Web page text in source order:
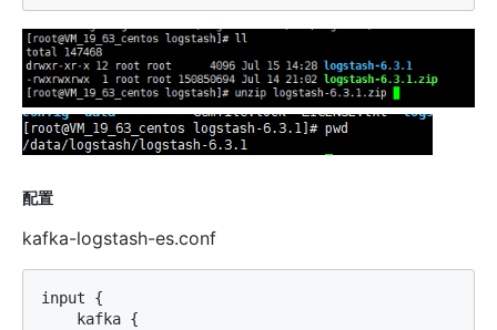
配置
kafka-logstash-es.conf
input {
    kafka {